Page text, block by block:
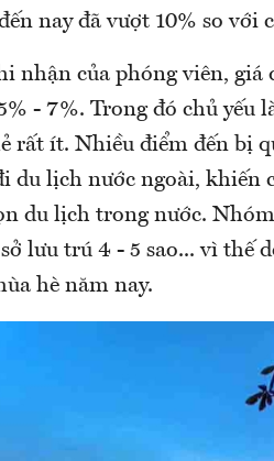
nay đã vượt 10% so với
nhận của phóng viên,
- 7%. Trong đó chủ yếu
rất ít. Nhiều điểm đến bị
du lịch nước ngoài, khiến
du lịch trong nước.
sở lưu trú 4 - 5 sao... vì thế
hè năm nay.